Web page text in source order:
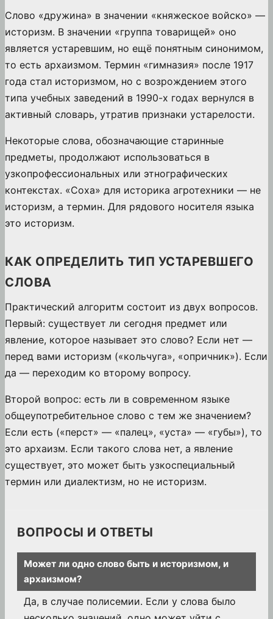
Слово «дружина» в значении «княжеское войско» —
историзм. В значении «группа товарищей» оно
является устаревшим, но ещё понятным синонимом,
то есть архаизмом. Термин «гимназия» после 1917
года стал историзмом, но с возрождением этого
типа учебных заведений в 1990-х годах вернулся в
активный словарь, утратив признаки устарелости.
Некоторые слова, обозначающие старинные
предметы, продолжают использоваться в
узкопрофессиональных или этнографических
контекстах. «Соха» для историка агротехники — не
историзм, а термин. Для рядового носителя языка
это историзм.
КАК ОПРЕДЕЛИТЬ ТИП УСТАРЕВШЕГО
СЛОВА
Практический алгоритм состоит из двух вопросов.
Первый: существует ли сегодня предмет или
явление, которое называет это слово? Если нет —
перед вами историзм («кольчуга», «опричник»). Если
да — переходим ко второму вопросу.
Второй вопрос: есть ли в современном языке
общеупотребительное слово с тем же значением?
Если есть («перст» — «палец», «уста» — «губы»), то
это архаизм. Если такого слова нет, а явление
существует, это может быть узкоспециальный
термин или диалектизм, но не историзм.
ВОПРОСЫ И ОТВЕТЫ
Может ли одно слово быть и историзмом, и
архаизмом?
Да, в случае полисемии. Если у слова было